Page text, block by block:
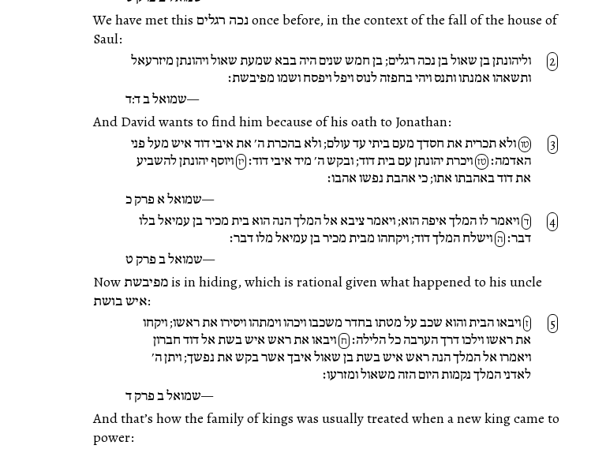
We have met this נכה רגלים once before, in the context of the fall of the house of
Saul:
וליהונתן בן שאול בן נכה רגלים; בן חמש שנים היה בבא שמעת שאול ויהונתן מיזרעאל
ותשאהו אמנתו ותנס ויהי בחפזה לנוס ויפל ויפסח ושמו מפיבשת׃
שמואל ב ד:ד
And David wants to find him because of his oath to Jonathan:
טו ולא תכרית את חסדך מעם ביתי עד עולם; ולא בהכרת ה׳ את איבי דוד איש מעל פני
האדמה׃ טז ויכרת יהונתן עם בית דוד; ובקש ה׳ מיד איבי דוד׃ יז ויוסף יהונתן להשביע
את דוד באהבתו אתו; כי אהבת נפשו אהבו׃
שמואל א פרק כ
ד ויאמר לו המלך איפה הוא; ויאמר ציבא אל המלך הנה הוא בית מכיר בן עמיאל בלו
דבר׃ ה וישלח המלך דוד; ויקחהו מבית מכיר בן עמיאל מלו דבר׃
שמואל ב פרק ט
Now מפיבשת is in hiding, which is rational given what happened to his uncle
איש בושת:
ז ויבאו הבית והוא שכב על מטתו בחדר משכבו ויכהו וימתהו ויסירו את ראשו; ויקחו
את ראשו וילכו דרך הערבה כל הלילה׃ ח ויבאו את ראש איש בשת אל דוד חברון
ויאמרו אל המלך הנה ראש איש בשת בן שאול איבך אשר בקש את נפשך; ויתן ה׳
לאדני המלך נקמות היום הזה משאול ומזרעו׃
שמואל ב פרק ד
And that’s how the family of kings was usually treated when a new king came to
power: